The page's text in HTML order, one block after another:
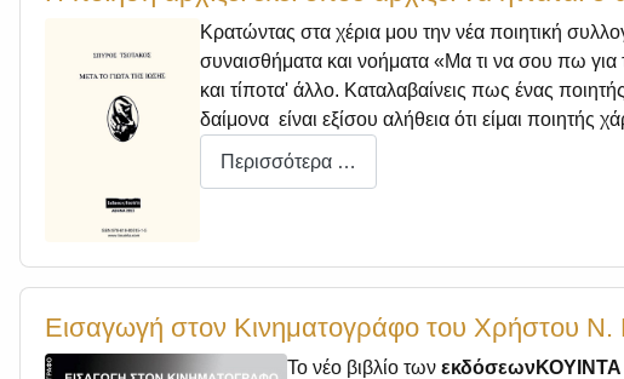
Κρατώντας στα χέρια μου την νέα ποιητική
συναισθήματα και νοήματα «Μα τι να σου πω για
και τίποτα' άλλο. Καταλαβαίνεις πως ένας
δαίμονα είναι εξίσου αλήθεια ότι είμαι ποιητής
Περισσότερα …
Εισαγωγή στον Κινηματογράφο του Χρήστου
Το νέο βιβλίο των εκδόσεων